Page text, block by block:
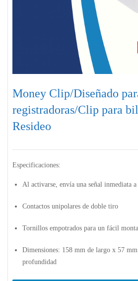
Money Clip/Diseñado
registradoras/Clip para
Resideo
Especificaciones:
Al activarse, envía una señal inmediata
Contactos unipolares de doble tiro
Tornillos empotrados para un fácil
Dimensiones: 158 mm de largo x 57
profundidad